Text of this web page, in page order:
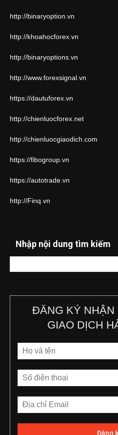
http://binaryoption.vn
http://khoahocforex.vn
http://binaryoptions.vn
http://www.forexsignal.vn
https://dautuforex.vn
http://chienluocforex.net
http://chienluocgiaodich.com
https://fibogroup.vn
https://autotrade.vn
http://Finq.vn
Nhập nội dung tìm kiếm
ĐĂNG KÝ
GIAO DỊCH